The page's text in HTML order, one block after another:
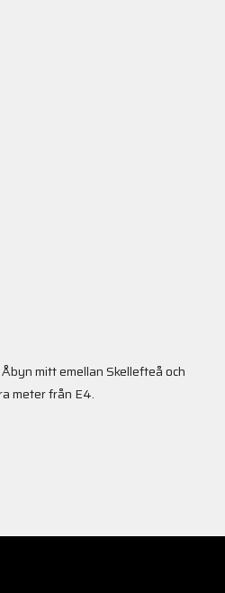
mitt emellan Skellefteå och
meter från E4.